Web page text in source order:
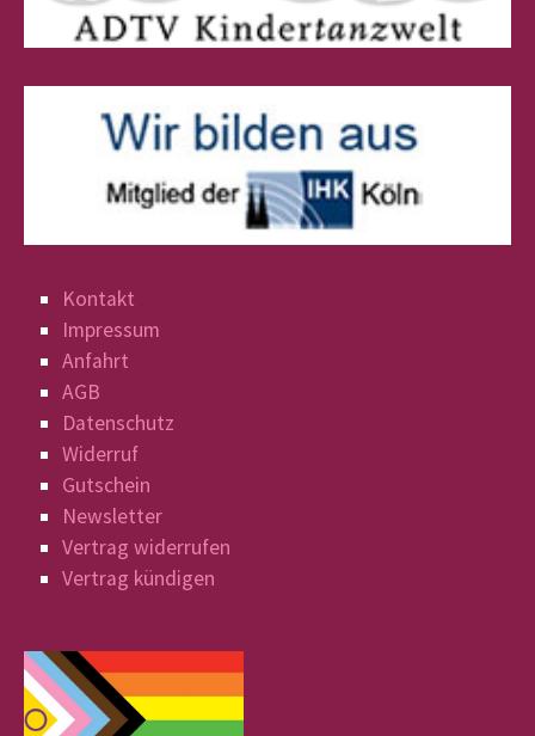
Kontakt
Impressum
Anfahrt
AGB
Datenschutz
Widerruf
Gutschein
Newsletter
Vertrag widerrufen
Vertrag kündigen